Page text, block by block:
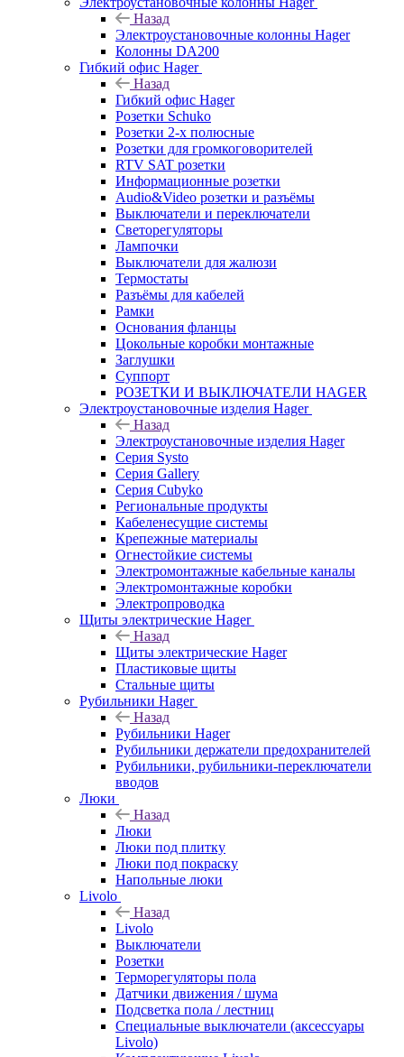
Назад
Электроустановочные колонны Hager
Колонны DA200
Гибкий офис Hager
Назад
Гибкий офис Hager
Розетки Schuko
Розетки 2-х полюсные
Розетки для громкоговорителей
RTV SAT розетки
Информационные розетки
Audio&Video розетки и разъёмы
Выключатели и переключатели
Светорегуляторы
Лампочки
Выключатели для жалюзи
Термостаты
Разъёмы для кабелей
Рамки
Основания фланцы
Цокольные коробки монтажные
Заглушки
Суппорт
РОЗЕТКИ И ВЫКЛЮЧАТЕЛИ HAGER
Электроустановочные изделия Hager
Назад
Электроустановочные изделия Hager
Серия Systo
Серия Gallery
Серия Cubyko
Региональные продукты
Кабеленесущие системы
Крепежные материалы
Огнестойкие системы
Электромонтажные кабельные каналы
Электромонтажные коробки
Электропроводка
Щиты электрические Hager
Назад
Щиты электрические Hager
Пластиковые щиты
Стальные щиты
Рубильники Hager
Назад
Рубильники Hager
Рубильники держатели предохранителей
Рубильники, рубильники-переключатели
вводов
Люки
Назад
Люки
Люки под плитку
Люки под покраску
Напольные люки
Livolo
Назад
Livolo
Выключатели
Розетки
Терморегуляторы пола
Датчики движения / шума
Подсветка пола / лестниц
Специальные выключатели (аксессуары
Livolo)